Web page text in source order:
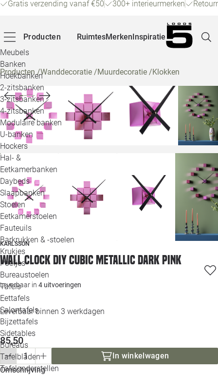
Gratis verzending vanaf €50 300+ interieurmerken
Producten
Meubels
Banken
Hoekbanken
2-zitsbanken
3-zitsbanken
4-zitsbanken
Modulaire banken
U-banken
Hockers
Hal- &
Eetkamerbanken
Daybeds
Slaapbanken
Stoelen
Eetkamerstoelen
Fauteuils
Barkrukken & -stoelen
Krukjes
Poefjes
Bureaustoelen
Tafels
Eettafels
Salontafels
Bijzettafels
Sidetables
Bureaus
Tafelbladen
Tafelonderstellen
RuimtesMerkenInspiratie
Alle
Producten/Wanddecoratie /Muurdecoratie /Klokken
KARLSSON
Wall clock DIY Cubic metallic dark pink
Leverbaar in 4 uitvoeringen
Leverbaar binnen 3 werkdagen
85,50
In winkelwagen
Omschrijving